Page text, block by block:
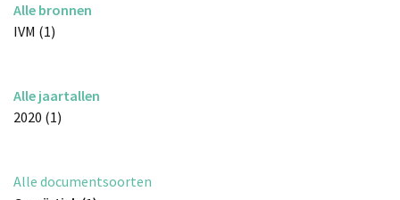
Alle bronnen
IVM (1)
Alle jaartallen
2020 (1)
Alle documentsoorten